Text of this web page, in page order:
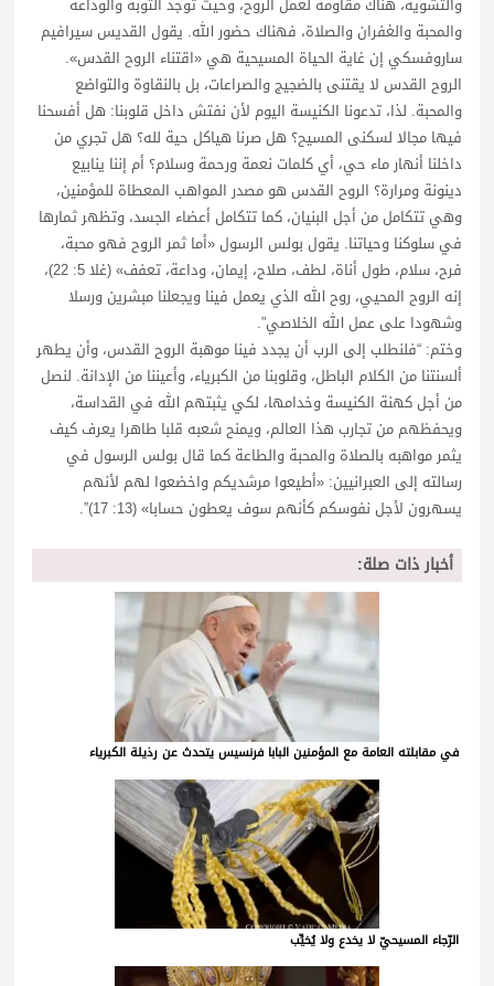
والمحبة والغفران والصلاة، فهناك حضور الله. يقول القديس سيرافيم
ساروفسكي إن غاية الحياة المسيحية هي «اقتناء الروح القدس».
الروح القدس لا يقتنى بالضجيج والصراعات، بل بالنقاوة والتواضع
والمحبة. لذا، تدعونا الكنيسة اليوم لأن نفتش داخل قلوبنا: هل أفسحنا
فيها مجالا لسكنى المسيح؟ هل صرنا هياكل حية لله؟ هل تجري من
داخلنا أنهار ماء حي، أي كلمات نعمة ورحمة وسلام؟ أم إننا ينابيع
دينونة ومرارة؟ الروح القدس هو مصدر المواهب المعطاة للمؤمنين،
وهي تتكامل من أجل البنيان، كما تتكامل أعضاء الجسد، وتظهر ثمارها
في سلوكنا وحياتنا. يقول بولس الرسول «أما ثمر الروح فهو محبة،
فرح، سلام، طول أناة، لطف، صلاح، إيمان، وداعة، تعفف» (غلا 5: 22)،
إنه الروح المحيي، روح الله الذي يعمل فينا ويجعلنا مبشرين ورسلا
وشهودا على عمل الله الخلاصي”.
وختم: “فلنطلب إلى الرب أن يجدد فينا موهبة الروح القدس، وأن يطهر
ألسنتنا من الكلام الباطل، وقلوبنا من الكبرياء، وأعيننا من الإدانة. لنصل
من أجل كهنة الكنيسة وخدامها، لكي يثبتهم الله في القداسة،
ويحفظهم من تجارب هذا العالم، ويمنح شعبه قلبا طاهرا يعرف كيف
يثمر مواهبه بالصلاة والمحبة والطاعة كما قال بولس الرسول في
رسالته إلى العبرانيين: «أطيعوا مرشديكم واخضعوا لهم لأنهم
يسهرون لأجل نفوسكم كأنهم سوف يعطون حسابا» (13: 17)”.
أخبار ذات صلة:
في مقابلته العامة مع المؤمنين البابا فرنسيس يتحدث عن رذيلة الكبرياء
الرّجاء المسيحيّ لا يخدع ولا يُخيِّب